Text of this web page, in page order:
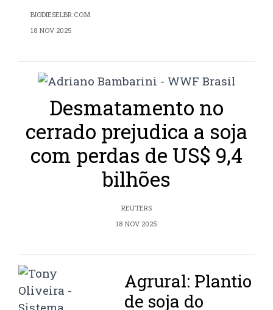
BIODIESELBR.COM
18 NOV 2025
Desmatamento no
cerrado prejudica a soja
com perdas de US$ 9,4
bilhões
REUTERS
18 NOV 2025
Agrural: Plantio
de soja do